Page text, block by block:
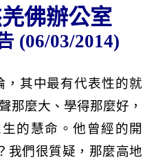
佛辦公室
(06/03/2014)
，其中最有代表性的就
那麼大、學得那麼好，
的慧命。他曾經的開
我們很質疑，那麼高地